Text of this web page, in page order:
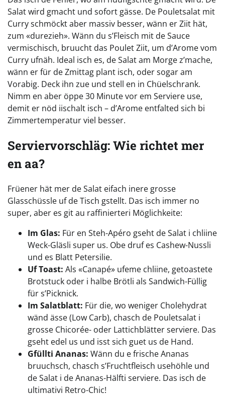
Salat wird gmacht und sofort gässe. De Pouletsalat mit
Curry schmöckt aber massiv besser, wänn er Ziit hät,
zum «durezieh». Wänn du s’Fleisch mit de Sauce
vermischisch, bruucht das Poulet Ziit, um d’Arome vom
Curry ufnäh. Ideal isch es, de Salat am Morge z’mache,
wänn er für de Zmittag plant isch, oder sogar am
Vorabig. Deck ihn zue und stell en in Chüelschrank.
Nimm en aber öppe 30 Minute vor em Serviere use,
demit er nöd iischalt isch – d’Arome entfalted sich bi
Zimmertemperatur viel besser.
Serviervorschläg: Wie richtet mer
en aa?
Früener hät mer de Salat eifach inere grosse
Glasschüssle uf de Tisch gstellt. Das isch immer no
super, aber es git au raffinierteri Möglichkeite:
Im Glas: Für en Steh-Apéro gseht de Salat i chliine
Weck-Gläsli super us. Obe druf es Cashew-Nussli
und es Blatt Petersilie.
Uf Toast: Als «Canapé» ufeme chliine, getoastete
Brotstuck oder i halbe Brötli als Sandwich-Füllig
für s’Picknick.
Im Salatblatt: Für die, wo weniger Cholehydrat
wänd ässe (Low Carb), chasch de Pouletsalat i
grosse Chicorée- oder Lattichblätter serviere. Das
gseht edel us und isst sich guet us de Hand.
Gfüllti Ananas: Wänn du e frische Ananas
bruuchsch, chasch s’Fruchtfleisch usehöhle und
de Salat i de Ananas-Hälfti serviere. Das isch de
ultimativi Retro-Chic!